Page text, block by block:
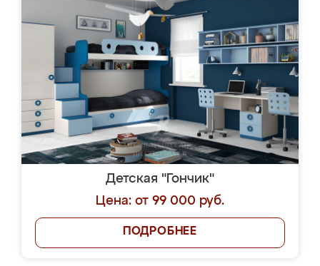
Детская "Гончик"
Цена: от 99 000 руб.
ПОДРОБНЕЕ